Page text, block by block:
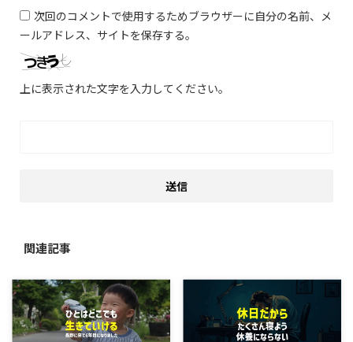
次回のコメントで使用するためブラウザーに自分の名前、メ
ールアドレス、サイトを保存する。
上に表示された文字を入力してください。
関連記事